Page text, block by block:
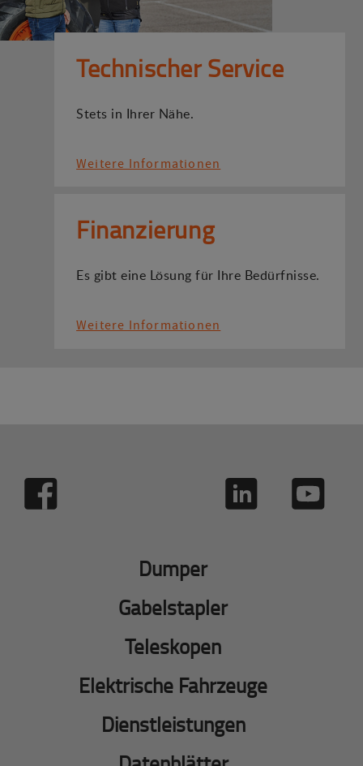
Technischer Service
Stets in Ihrer Nähe.
Weitere Informationen
Finanzierung
Es gibt eine Lösung für Ihre Bedürfnisse.
Weitere Informationen
Dumper
Gabelstapler
Teleskopen
Elektrische Fahrzeuge
Dienstleistungen